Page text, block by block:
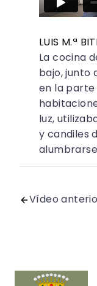
LUIS M.ª
La cocina
bajo, junto
en la
luz,
y candiles
Vídeo